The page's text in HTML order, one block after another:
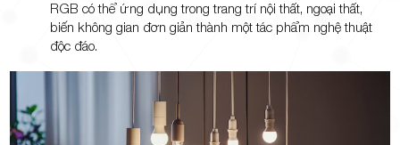
RGB có thể ứng dụng trong trang trí nội thất, ngoại thất,
biến không gian đơn giản thành một tác phẩm nghệ thuật
độc đáo.